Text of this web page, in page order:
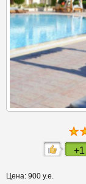
+1
Цена: 900 у.е.